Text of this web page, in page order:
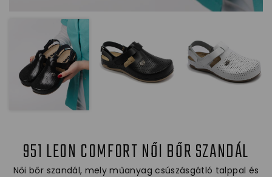
951 LEON COMFORT NŐI BŐR SZANDÁL
Női bőr szandál, mely műanyag csúszásgátló talppal és